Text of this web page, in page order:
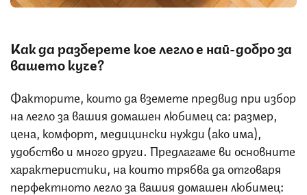
Как да разберете кое легло е най-добро за
вашето куче?
Факторите, които да вземете предвид при избор
на легло за вашия домашен любимец са: размер,
цена, комфорт, медицински нужди (ако има),
удобство и много други. Предлагаме ви основните
характеристики, на които трябва да отговаря
перфектното легло за вашия домашен любимец: